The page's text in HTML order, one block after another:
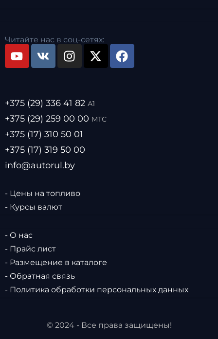
Читайте нас в соц-сетях:
+375 (29) 336 41 82 А1
+375 (29) 259 00 00 МТС
+375 (17) 310 50 01
+375 (17) 319 50 00
info@autorul.by
- Цены на топливо
- Курсы валют
- О нас
- Прайс лист
- Размещение в каталоге
- Обратная связь
- Политика обработки персональных данных
© 2024 - Все права защищены!